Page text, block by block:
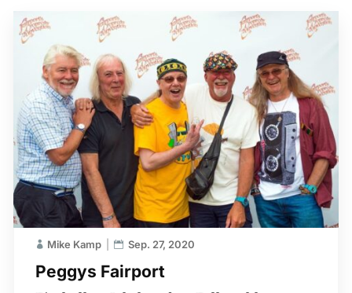
Peggys Fairport
Mike Kamp Sep. 27, 2020